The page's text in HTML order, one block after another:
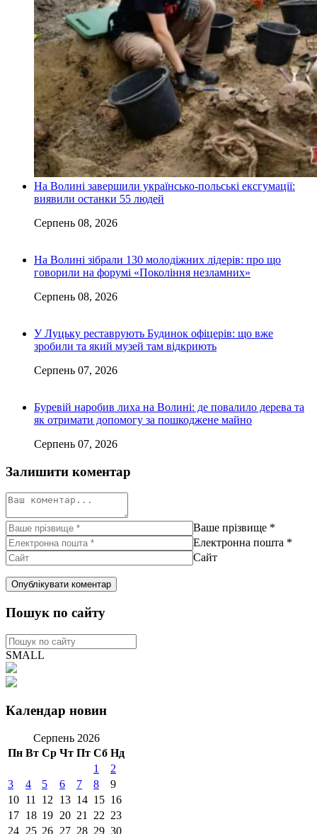
На Волині завершили українсько-польські ексгумації:
виявили останки 55 людей
Серпень 08, 2026
На Волині зібрали 130 молодіжних лідерів: про що
говорили на форумі «Покоління незламних»
Серпень 08, 2026
У Луцьку реставрують Будинок офіцерів: що вже
зробили та який музей там відкриють
Серпень 07, 2026
Буревій наробив лиха на Волині: де повалило дерева та
як отримати допомогу за пошкоджене майно
Серпень 07, 2026
Залишити коментар
Ваше прізвище *
Електронна пошта *
Сайт
Пошук по сайту
SMALL
Календар новин
Серпень 2026
Пн Вт Ср Чт Пт Сб Нд
1
2
3
4 5 6 7 8
9
10 11 12 13 14 15 16
17 18 19 20 21 22 23
24 25 26 27 28 29 30